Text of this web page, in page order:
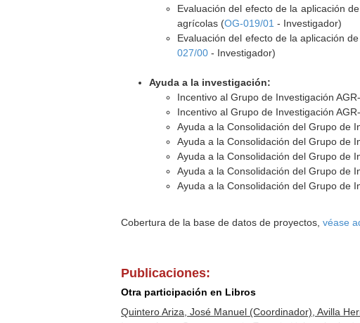
Evaluación del efecto de la aplicación
agrícolas (OG-019/01 - Investigador)
Evaluación del efecto de la aplicación
027/00 - Investigador)
Ayuda a la investigación:
Incentivo al Grupo de Investigación
Incentivo al Grupo de Investigación
Ayuda a la Consolidación del Grupo de
Ayuda a la Consolidación del Grupo de
Ayuda a la Consolidación del Grupo de
Ayuda a la Consolidación del Grupo de
Ayuda a la Consolidación del Grupo de
Cobertura de la base de datos de proyectos,véase
Publicaciones:
Otra participación en Libros
Quintero Ariza, José Manuel (Coordinador), Avilla